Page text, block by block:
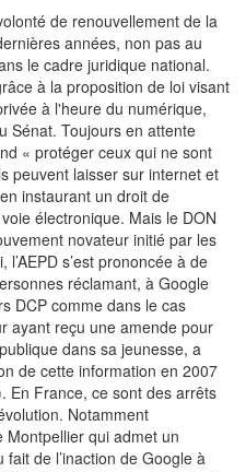
de renouvellement de la
années, non pas au
le cadre juridique national.
à la proposition de loi visant
à l'heure du numérique,
Sénat. Toujours en attente
« protéger ceux qui ne sont
peuvent laisser sur internet et
instaurant un droit de
électronique. Mais le DON
novateur initié par les
s’est prononcée à de
réclamant, à Google
DCP comme dans le cas
ayant reçu une amende pour
dans sa jeunesse, a
de cette information en 2007
En France, ce sont des arrêts
Notamment
Montpellier qui admet un
de l’inaction de Google à